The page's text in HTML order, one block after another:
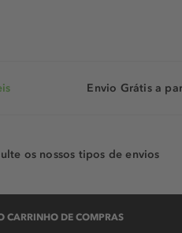
Envio Grátis a
os nossos tipos de envios
CARRINHO DE COMPRAS